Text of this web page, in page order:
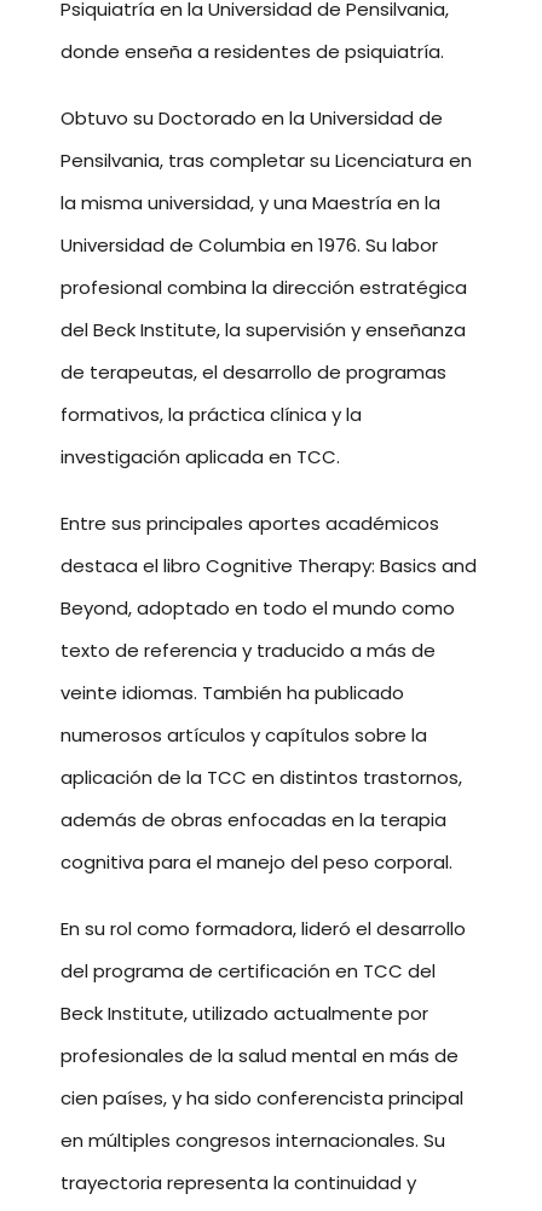
Psiquiatría en la Universidad de Pensilvania,
donde enseña a residentes de psiquiatría.
Obtuvo su Doctorado en la Universidad de
Pensilvania, tras completar su Licenciatura en
la misma universidad, y una Maestría en la
Universidad de Columbia en 1976. Su labor
profesional combina la dirección estratégica
del Beck Institute, la supervisión y enseñanza
de terapeutas, el desarrollo de programas
formativos, la práctica clínica y la
investigación aplicada en TCC.
Entre sus principales aportes académicos
destaca el libro Cognitive Therapy: Basics and
Beyond, adoptado en todo el mundo como
texto de referencia y traducido a más de
veinte idiomas. También ha publicado
numerosos artículos y capítulos sobre la
aplicación de la TCC en distintos trastornos,
además de obras enfocadas en la terapia
cognitiva para el manejo del peso corporal.
En su rol como formadora, lideró el desarrollo
del programa de certificación en TCC del
Beck Institute, utilizado actualmente por
profesionales de la salud mental en más de
cien países, y ha sido conferencista principal
en múltiples congresos internacionales. Su
trayectoria representa la continuidad y